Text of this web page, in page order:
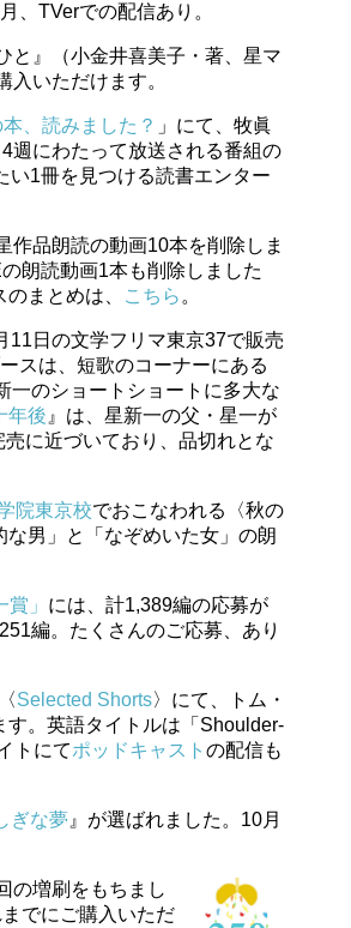
、TVerでの配信あり。
と』（小金井喜美子・著、星マ
入いただけます。
、読みました？ 」にて、牧眞
週にわたって放送される番組の
い1冊を見つける読書エンター
作品朗読の動画10本を削除しま
朗読動画1本も削除しました
まとめは、
こちら 。
11日の文学フリマ東京37で販売
スは、短歌のコーナーにある
一のショートショートに多大な
年後 』は、星新一の父・星一が
に近づいており、品切れとな
院東京校でおこなわれる〈秋の
男」と「なぞめいた女」の朗
」 には、計1,389編の応募が
編。たくさんのご応募、あり
Selected Shorts〉にて、トム・
。英語タイトルは「Shoulder-
トにてポッドキャスト の配信も
ぎな夢 』が選ばれました。10月
の増刷をもちまし
でにご購入いただ